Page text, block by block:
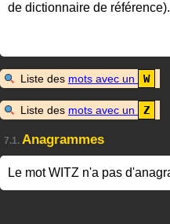
de dictionnaire de référence).
Liste des mots avec un W
Liste des mots avec un Z
7.1. Anagrammes
Le mot WITZ n'a pas